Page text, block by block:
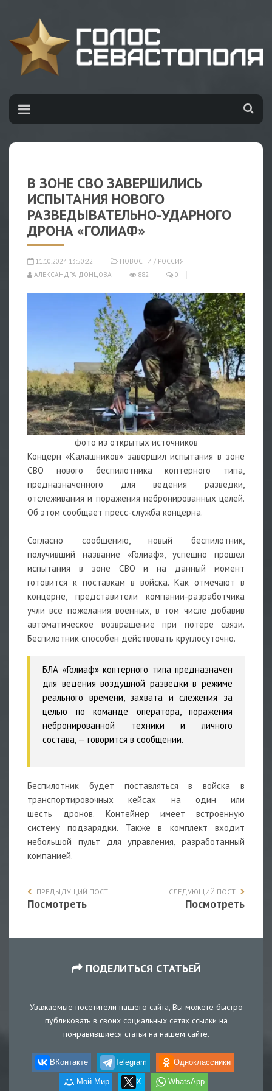
В ЗОНЕ СВО ЗАВЕРШИЛИСЬ
ИСПЫТАНИЯ НОВОГО
РАЗВЕДЫВАТЕЛЬНО-УДАРНОГО
ДРОНА «ГОЛИАФ»
11.10.2024 13:50:22 НОВОСТИ / РОССИЯ
АЛЕКСАНДРА ДОНЦОВА
882 0
фото из открытых источников
Концерн «Калашников» завершил испытания в зоне
СВО нового беспилотника коптерного типа,
предназначенного для ведения разведки,
отслеживания и поражения небронированных целей.
Об этом сообщает пресс-служба концерна.
Согласно сообщению, новый беспилотник,
получивший название «Голиаф», успешно прошел
испытания в зоне СВО и на данный момент
готовится к поставкам в войска. Как отмечают в
концерне, представители компании-разработчика
учли все пожелания военных, в том числе добавив
автоматическое возвращение при потере связи.
Беспилотник способен действовать круглосуточно.
БЛА «Голиаф» коптерного типа предназначен
для ведения воздушной разведки в режиме
реального времени, захвата и слежения за
целью по команде оператора, поражения
небронированной техники и личного
состава, — говорится в сообщении.
Беспилотник будет поставляться в войска в
транспортировочных кейсах на один или
шесть дронов. Контейнер имеет встроенную
систему подзарядки. Также в комплект входит
небольшой пульт для управления, разработанный
компанией.
ПРЕДЫДУЩИЙ ПОСТ
Посмотреть
СЛЕДУЮЩИЙ ПОСТ
Посмотреть
ПОДЕЛИТЬСЯ СТАТЬЕЙ
Уважаемые посетители нашего сайта, Вы можете быстро
публиковать в своих социальных сетях ссылки на
понравившиеся статьи на нашем сайте.
ВКонтакте Telegram Одноклассники
Мой Мир X WhatsApp